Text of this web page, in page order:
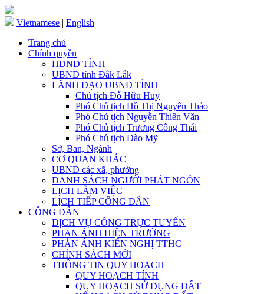
Vietnamese | English
Trang chủ
Chính quyền
HĐND TỈNH
UBND tỉnh Đắk Lắk
LÃNH ĐẠO UBND TỈNH
Chủ tịch Đỗ Hữu Huy
Phó Chủ tịch Hồ Thị Nguyên Thảo
Phó Chủ tịch Nguyễn Thiên Văn
Phó Chủ tịch Trương Công Thái
Phó Chủ tịch Đào Mỹ
Sở, Ban, Ngành
CƠ QUAN KHÁC
UBND các xã, phường
DANH SÁCH NGƯỜI PHÁT NGÔN
LỊCH LÀM VIỆC
LỊCH TIẾP CÔNG DÂN
CÔNG DÂN
DỊCH VỤ CÔNG TRỰC TUYẾN
PHẢN ÁNH HIỆN TRƯỜNG
PHẢN ÁNH KIẾN NGHỊ TTHC
CHÍNH SÁCH MỚI
THÔNG TIN QUY HOẠCH
QUY HOẠCH TỈNH
QUY HOẠCH SỬ DỤNG ĐẤT